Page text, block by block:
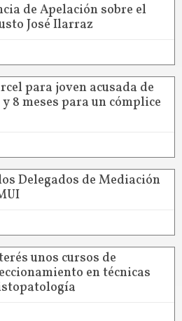
de Apelación sobre el
José Ilarraz
para joven acusada de
8 meses para un cómplice
Delegados de Mediación
unos cursos de
en técnicas